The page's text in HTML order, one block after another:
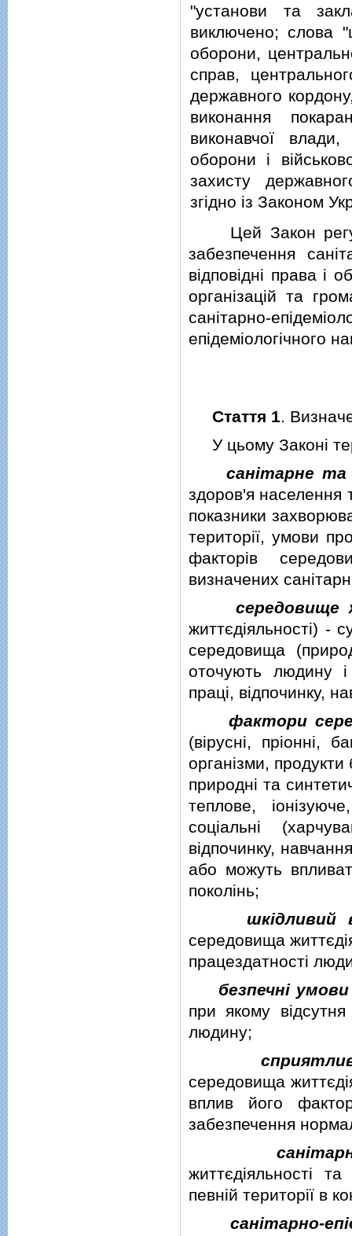
"установи та
виключено; слова
оборони,
справ,
державного
виконання
виконавчої
оборони i
захисту
згiдно iз Законом
Цей Закон
забезпечення
вiдповiднi права i
органiзацiй та
санiтарно-
епiдемiологiчного
Стаття 1.
У цьому Законi
санiтарне та
здоров'я населення
показники
територiї, умови
факторiв
визначених
життєдiяльностi) -
середовища
оточують людину i
працi, вiдпочинку,
фактори
(вiруснi, прiоннi,
органiзми,
природнi та
теплове,
соцiальнi
вiдпочинку,
або можуть
поколiнь;
шкiдливий
середовища
працездатностi
безпечнi
при якому
людину;
середовища
вплив його
забезпечення
життєдiяльностi
певнiй територiї в
санiтарно-